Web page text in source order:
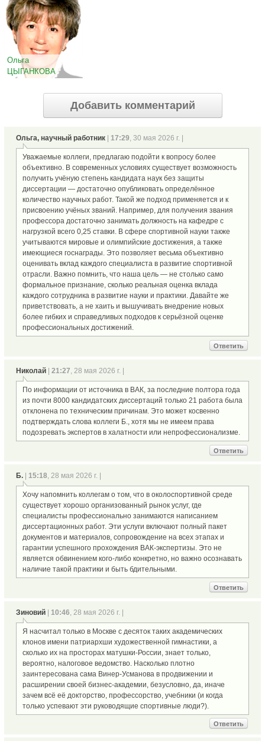
Ольга
ЦЫГАНКОВА
Добавить комментарий
Ольга, научный работник 17:29, 30 мая 2026 г. |
Уважаемые коллеги, предлагаю подойти к вопросу более
объективно. В современных условиях существует возможность
получить учёную степень кандидата наук без защиты
диссертации — достаточно опубликовать определённое
количество научных работ. Такой же подход применяется и к
присвоению учёных званий. Например, для получения звания
профессора достаточно занимать должность на кафедре с
нагрузкой всего 0,25 ставки. В сфере спортивной науки также
учитываются мировые и олимпийские достижения, а также
имеющиеся госнаграды. Это позволяет весьма объективно
оценивать вклад каждого специалиста в развитие спортивной
отрасли. Важно помнить, что наша цель — не столько само
формальное признание, сколько реальная оценка вклада
каждого сотрудника в развитие науки и практики. Давайте же
приветствовать, а не хаить и вышучивать внедрение новых
более гибких и справедливых подходов к серьёзной оценке
профессиональных достижений.
Ответить
Николай 21:27, 28 мая 2026 г. |
По информации от источника в ВАК, за последние полтора года
из почти 8000 кандидатских диссертаций только 21 работа была
отклонена по техническим причинам. Это может косвенно
подтверждать слова коллеги Б., хотя мы не имеем права
подозревать экспертов в халатности или непрофессионализме.
Ответить
Б. | 15:18 , 28 мая 2026 г. |
Хочу напомнить коллегам о том, что в околоспортивной среде
существует хорошо организованный рынок услуг, где
специалисты профессионально занимаются написанием
диссертационных работ. Эти услуги включают полный пакет
документов и материалов, сопровождение на всех этапах и
гарантии успешного прохождения ВАК-экспертизы. Это не
является обвинением кого-либо конкретно, но важно осознавать
наличие такой практики и быть бдительными.
Ответить
Зиновий | 10:46 , 28 мая 2026 г. |
Я насчитал только в Москве с десяток таких академических
клонов имени патриархши художественной гимнастики, а
сколько их на просторах матушки-России, знает только,
вероятно, налоговое ведомство. Насколько плотно
заинтересована сама Винер-Усманова в продвижении и
расширении своей бизнес-академии, безусловно, да, иначе
зачем всё её докторство, профессорство, учебники (и когда
только успевают эти руководящие спортивные люди?).
Ответить